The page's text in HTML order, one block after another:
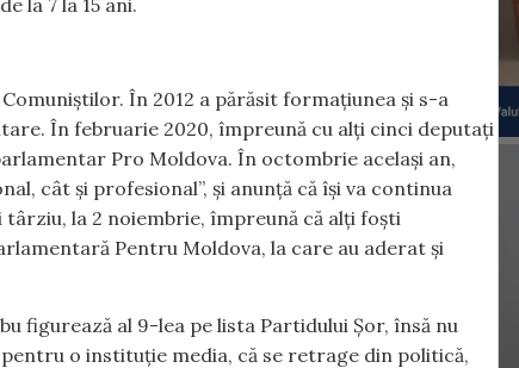
la 7 la 15 ani.
În 2012 a părăsit formațiunea și s-a
În februarie 2020, împreună cu alți cinci deputați
Pro Moldova. În octombrie același an,
cât și profesional”, și anunță că își va continua
la 2 noiembrie, împreună că alți foști
Pentru Moldova, la care au aderat și
figurează al 9-lea pe lista Partidului Șor, însă nu
o instituție media, că se retrage din politică,